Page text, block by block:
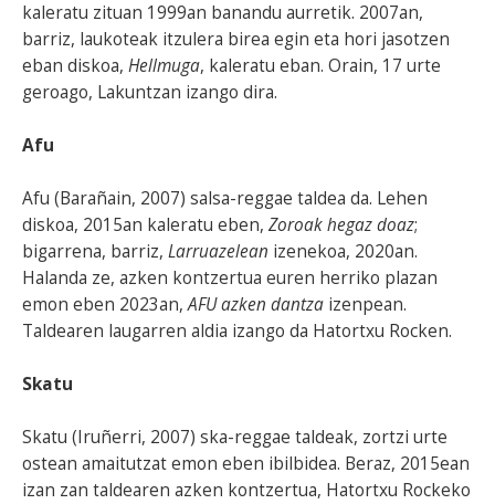
kaleratu zituan 1999an banandu aurretik. 2007an,
barriz, laukoteak itzulera birea egin eta hori jasotzen
eban diskoa, Hellmuga, kaleratu eban. Orain, 17 urte
geroago, Lakuntzan izango dira.
Afu
Afu (Barañain, 2007) salsa-reggae taldea da. Lehen
diskoa, 2015an kaleratu eben, Zoroak hegaz doaz;
bigarrena, barriz, Larruazelean izenekoa, 2020an.
Halanda ze, azken kontzertua euren herriko plazan
emon eben 2023an,AFU azken dantza izenpean.
Taldearen laugarren aldia izango da Hatortxu Rocken.
Skatu
Skatu (Iruñerri, 2007) ska-reggae taldeak, zortzi urte
ostean amaitutzat emon eben ibilbidea. Beraz, 2015ean
izan zan taldearen azken kontzertua, Hatortxu Rockeko